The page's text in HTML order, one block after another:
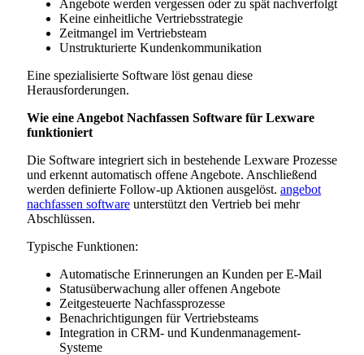
Angebote werden vergessen oder zu spät nachverfolgt
Keine einheitliche Vertriebsstrategie
Zeitmangel im Vertriebsteam
Unstrukturierte Kundenkommunikation
Eine spezialisierte Software löst genau diese
Herausforderungen.
Wie eine Angebot Nachfassen Software für Lexware
funktioniert
Die Software integriert sich in bestehende Lexware Prozesse
und erkennt automatisch offene Angebote. Anschließend
werden definierte Follow-up Aktionen ausgelöst. angebot
nachfassen software unterstützt den Vertrieb bei mehr
Abschlüssen.
Typische Funktionen:
Automatische Erinnerungen an Kunden per E-Mail
Statusüberwachung aller offenen Angebote
Zeitgesteuerte Nachfassprozesse
Benachrichtigungen für Vertriebsteams
Integration in CRM- und Kundenmanagement-
Systeme